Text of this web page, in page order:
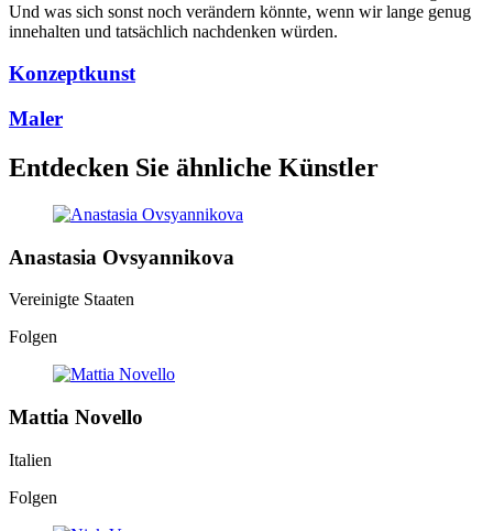
Und was sich sonst noch verändern könnte, wenn wir lange genug
innehalten und tatsächlich nachdenken würden.
Konzeptkunst
Maler
Entdecken Sie ähnliche Künstler
Anastasia Ovsyannikova
Vereinigte Staaten
Folgen
Mattia Novello
Italien
Folgen